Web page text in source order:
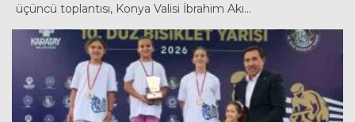
üçüncü toplantısı, Konya Valisi İbrahim Akı...